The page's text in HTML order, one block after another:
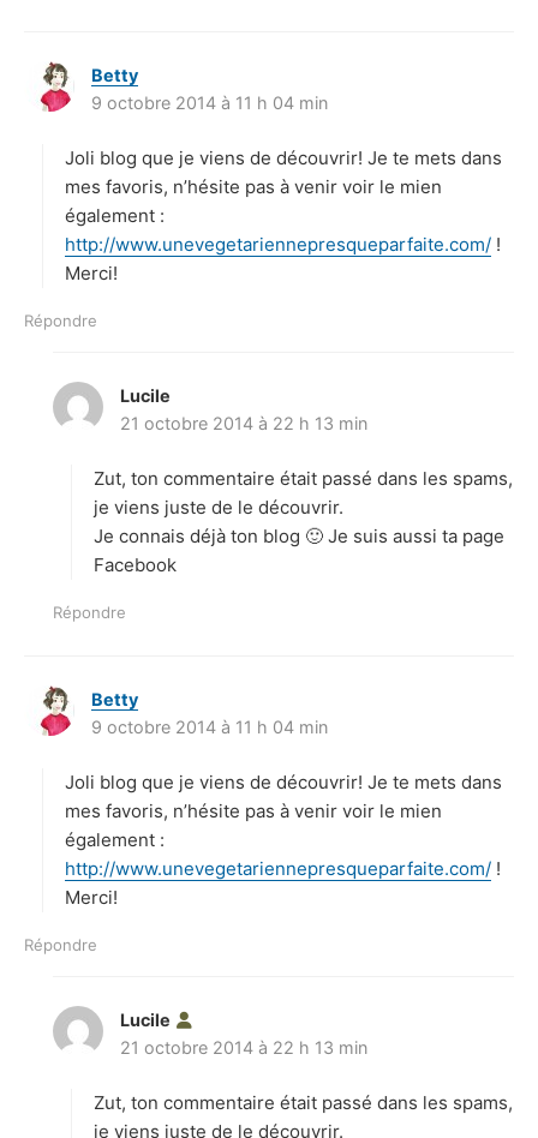
Betty
i
:
9 octobre 2014 à 11 h 04 min
Joli blog que je viens de découvrir! Je te mets dans
mes favoris, n’hésite pas à venir voir le mien
également :
http://www.unevegetariennepresqueparfaite.com/ !
Merci!
Répondre
Lucile
i
:
21 octobre 2014 à 22 h 13 min
Zut, ton commentaire était passé dans les spams,
je viens juste de le découvrir.
Je connais déjà ton blog 🙂 Je suis aussi ta page
Facebook
Répondre
Betty
i
:
9 octobre 2014 à 11 h 04 min
Joli blog que je viens de découvrir! Je te mets dans
mes favoris, n’hésite pas à venir voir le mien
également :
http://www.unevegetariennepresqueparfaite.com/ !
Merci!
Répondre
Lucile
i
:
21 octobre 2014 à 22 h 13 min
Zut, ton commentaire était passé dans les spams,
je viens juste de le découvrir.